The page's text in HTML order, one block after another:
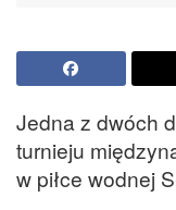
Jedna z dwóch
turnieju
w piłce wodnej